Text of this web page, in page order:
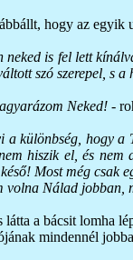
hogy az egyik
is fel lett
szó szerepel, s
Neked! -
a különbség, hogy
hiszik el, és
Most még csak
Nálad jobban,
a bácsit lomha
mindennél